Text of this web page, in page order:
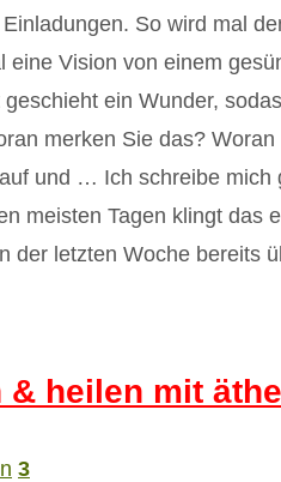
So wird mal
Vision von einem
ein Wunder,
merken Sie das?
und … Ich schreibe mich
meisten Tagen klingt das
der letzten Woche bereits
heilen mit
3